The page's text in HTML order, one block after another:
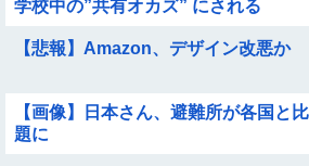
学校中の”共有オカズ” にされる
【悲報】Amazon、デザイン改悪か
【画像】日本さん、避難所が各国と
題に